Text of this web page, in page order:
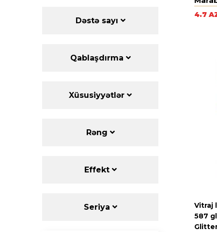
Dəstə sayı
Qablaşdırma
Xüsusiyyətlər
Rəng
Effekt
Seriya
4.7
Vitraj
587